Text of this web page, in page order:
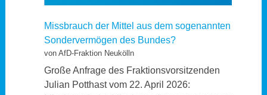
Missbrauch der Mittel aus dem sogenannten
Sondervermögen des Bundes?
von AfD-Fraktion Neukölln
Große Anfrage des Fraktionsvorsitzenden
Julian Potthast vom 22. April 2026: